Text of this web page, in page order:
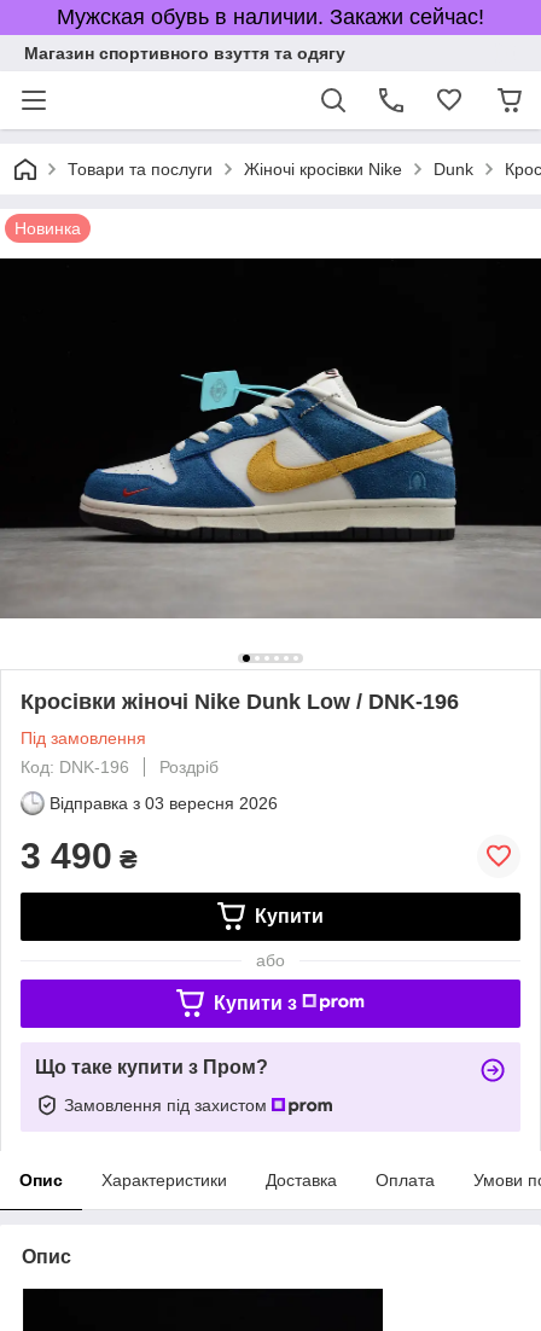
Мужская обувь в наличии. Закажи сейчас!
Магазин спортивного взуття та одягу
Товари та послуги Жіночі кросівки Nike Dunk
Новинка
Кросівки жіночі Nike Dunk Low / DNK-196
Під замовлення
Код: DNK-196
Роздріб
Відправка з 03 вересня 2026
3 490 ₴
Купити
або
Купити з
Що таке купити з Пром?
Замовлення під захистом
Опис Характеристики Доставка Оплата Умови
Опис